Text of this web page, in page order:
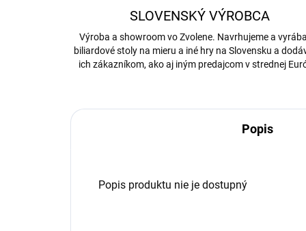
SLOVENSKÝ VÝROBCA
Výroba a showroom vo Zvolene. Navrhujeme a
biliardové stoly na mieru a iné hry na Slovensku a
ich zákazníkom, ako aj iným predajcom v strednej
Popis
Popis produktu nie je dostupný